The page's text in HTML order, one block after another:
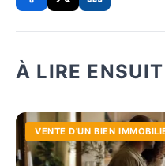
À LIRE
VENTE D'UN BIEN